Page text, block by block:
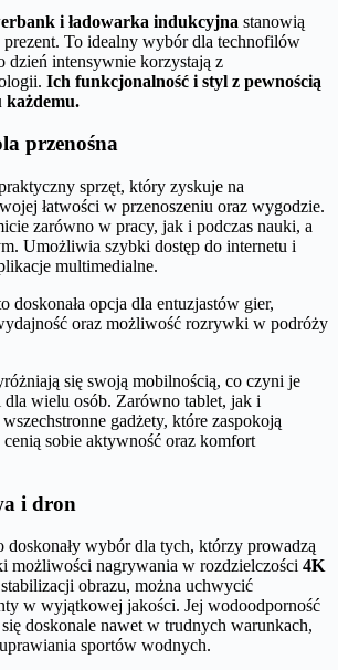
i ładowarka indukcyjna stanowią
prezent. To idealny wybór dla technofilów
dzień intensywnie korzystają z
Ich funkcjonalność i styl z pewnością
każdemu.
przenośna
sprzęt, który zyskuje na
łatwości w przenoszeniu oraz wygodzie.
zarówno w pracy, jak i podczas nauki, a
Umożliwia szybki dostęp do internetu i
multimedialne.
doskonała opcja dla entuzjastów gier,
oraz możliwość rozrywki w podróży
się swoją mobilnością, co czyni je
dla wielu osób. Zarówno tablet, jak i
gadżety, które zaspokoją
sobie aktywność oraz komfort
i dron
doskonały wybór dla tych, którzy prowadzą
możliwości nagrywania w rozdzielczości 4K
obrazu, można uchwycić
w wyjątkowej jakości. Jej wodoodporność
doskonale nawet w trudnych warunkach,
sportów wodnych.